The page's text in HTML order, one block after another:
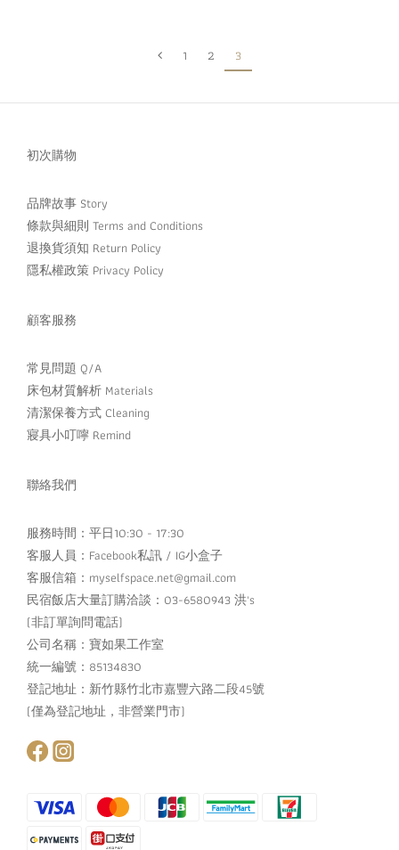
1 2 3
初次購物
品牌故事 Story
條款與細則 Terms and Conditions
退換貨須知 Return Policy
隱私權政策 Privacy Policy
顧客服務
常見問題 Q/A
床包材質解析 Materials
清潔保養方式 Cleaning
寢具小叮嚀 Remind
聯絡我們
服務時間：平日10:30 - 17:30
客服人員： Facebook私訊 / IG小盒子
客服信箱：myselfspace.net@gmail.com
民宿飯店大量訂購洽談：03-6580943 洪's
(非訂單詢問電話)
公司名稱：寶如果工作室
統一編號：85134830
登記地址：新竹縣竹北市嘉豐六路二段45號
(僅為登記地址，非營業門市)